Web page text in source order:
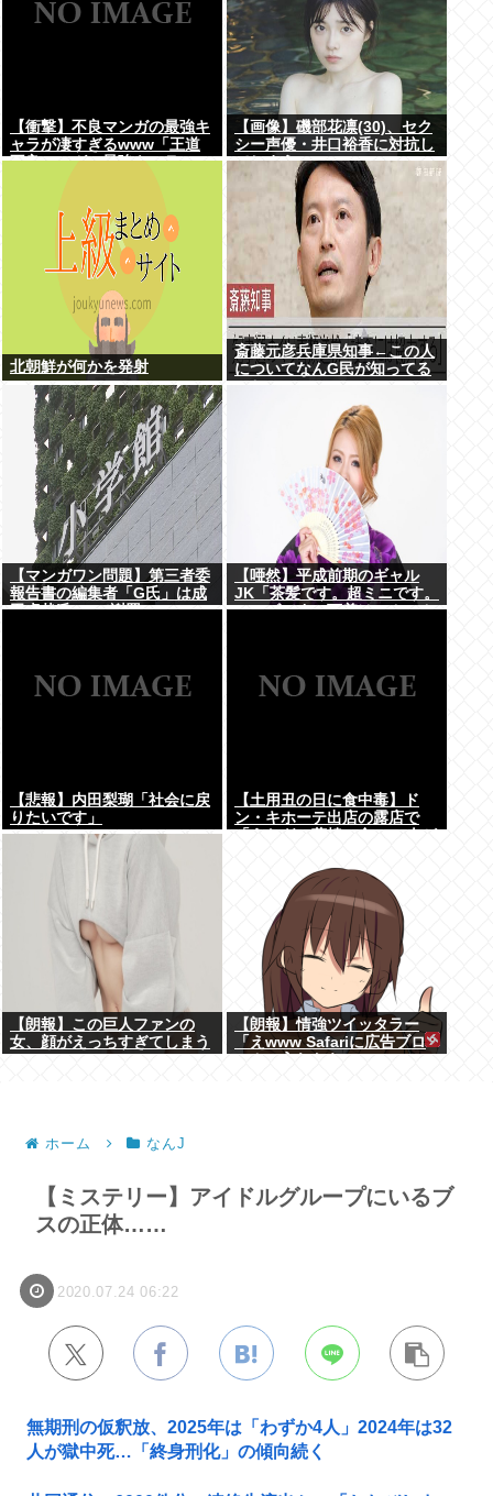
【衝撃】不良マンガの最強キ
ャラが凄すぎるwww「王道
不良マンガの最強キャラTier
【画像】磯部花凛(30)、セク
シー声優・井口裕香に対抗し
てしまうwww
北朝鮮が何かを発射
斎藤元彦兵庫県知事←この人
についてなんG民が知ってる
【マンガワン問題】第三者委
報告書の編集者「G氏」は成
田卓哉氏...Xで謝罪
【唖然】平成前期のギャル
JK「茶髪です。超ミニです。
ルーズです。下着はテカテカ
【悲報】内田梨瑚「社会に戻
りたいです」
【土用丑の日に食中毒】ド
ン・キホーテ出店の露店で
【朗報】この巨人ファンの
女、顔がえっちすぎてしまう
【朗報】情強ツイッタラー
「えwww Safariに広告ブロ
ホーム なんJ
【ミステリー】アイドルグループにいるブ
スの正体……
2020.07.24 06:22
無期刑の仮釈放、2025年は「わずか4人」2024年は32
人が獄中死…「終身刑化」の傾向続く